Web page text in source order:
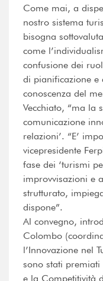
Come mai, a
nostro sistema
bisogna
come
confusione dei
di pianificazione e
conoscenza del
Vecchiato, “ma la
comunicazione
relazioni’. “E’
vicepresidente
fase dei ‘turismi
improvvisazioni e
strutturato,
dispone”.
Al convegno,
Colombo
l’Innovazione nel
sono stati
e la Competitività